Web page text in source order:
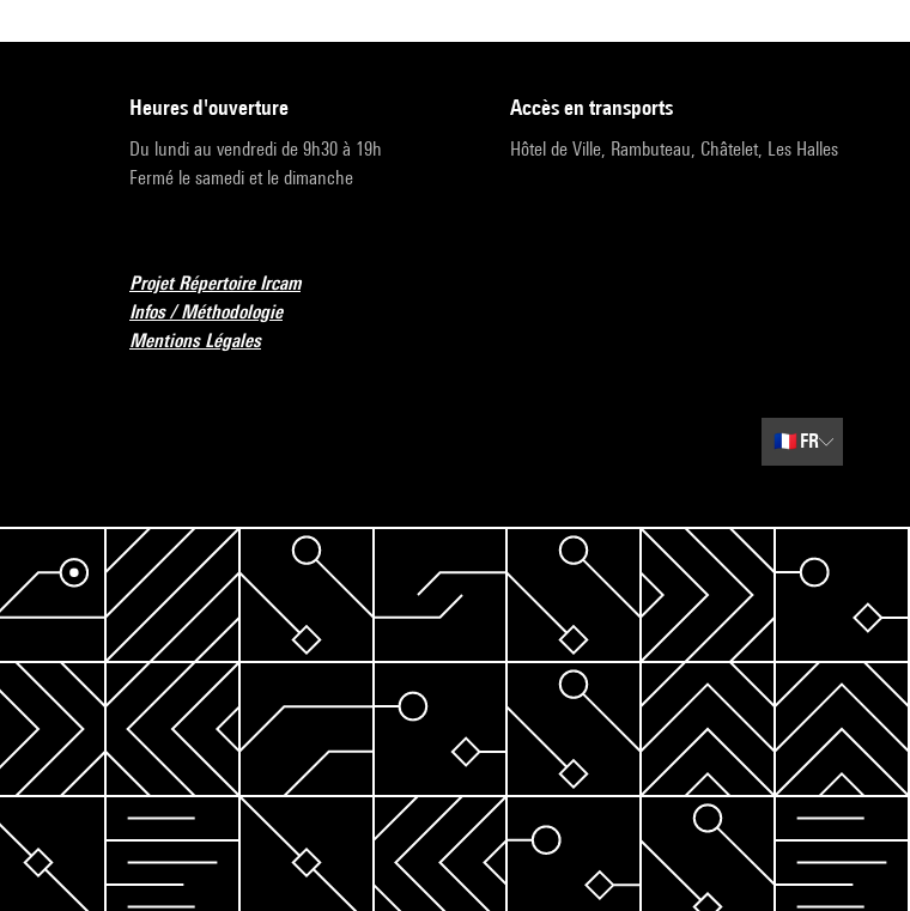
heures d'ouverture
Du lundi au vendredi de 9h30 à 19h
Fermé le samedi et le dimanche
accès en transports
Hôtel de Ville, Rambuteau, Châtelet, Les Halles
Projet Répertoire Ircam
Infos / Méthodologie
Mentions Légales
🇫🇷 FR